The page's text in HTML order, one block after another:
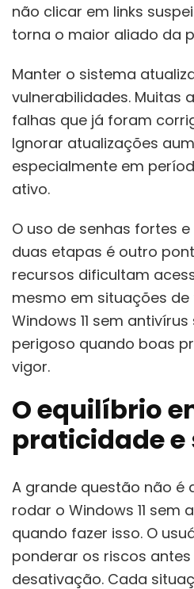
não clicar em links
torna o maior aliado da
Manter o sistema
vulnerabilidades. Muitas
falhas que já foram
Ignorar atualizações
especialmente em
ativo.
O uso de senhas fortes
duas etapas é outro
recursos dificultam
mesmo em situações
Windows 11 sem
perigoso quando boas
vigor.
O equilíbrio
praticidade
A grande questão não é
rodar o Windows 11 sem
quando fazer isso. O
ponderar os riscos
desativação. Cada